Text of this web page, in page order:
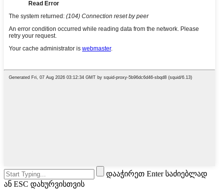
დააჭირეთ Enter საძიებლად
ან ESC დახურვისთვის